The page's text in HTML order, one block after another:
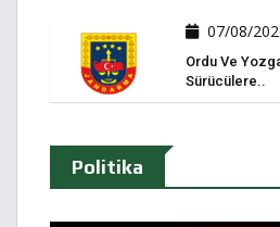
07/08/
Ordu Ve
Sürücülere..
Politika